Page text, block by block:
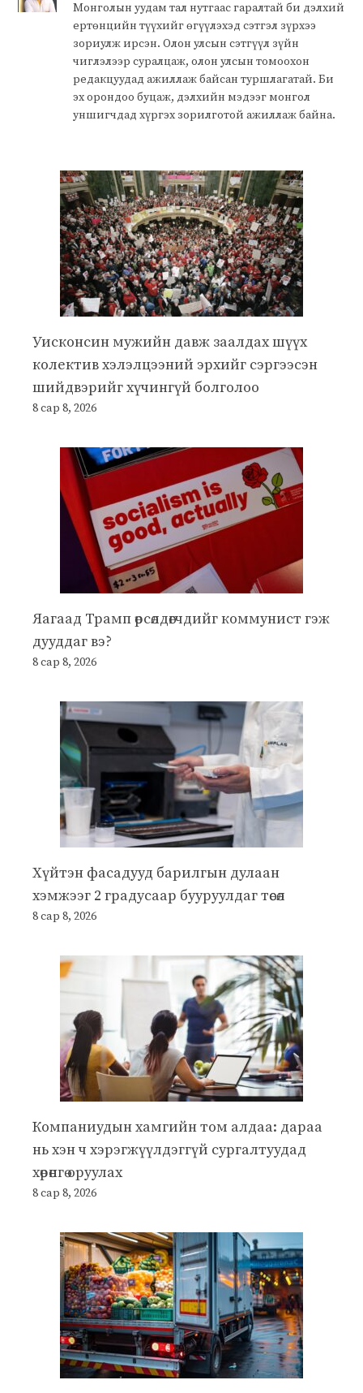
Монголын уудам тал нутгаас гаралтай би дэлхий
ертөнцийн түүхийг өгүүлэхэд сэтгэл зүрхээ
зориулж ирсэн. Олон улсын сэтгүүл зүйн
чиглэлээр суралцаж, олон улсын томоохон
редакцуудад ажиллаж байсан туршлагатай. Би
эх орондоо буцаж, дэлхийн мэдээг монгол
уншигчдад хүргэх зорилготой ажиллаж байна.
Уисконсин мужийн давж заалдах шүүх
колектив хэлэлцээний эрхийг сэргээсэн
шийдвэрийг хүчингүй болголоо
8 сар 8, 2026
Яагаад Трамп өрсөлдөгчдийг коммунист гэж
дууддаг вэ?
8 сар 8, 2026
Хүйтэн фасадууд барилгын дулаан
хэмжээг 2 градусаар бууруулдаг төсөл
8 сар 8, 2026
Компаниудын хамгийн том алдаа: дараа
нь хэн ч хэрэгжүүлдэггүй сургалтуудад
хөрөнгө оруулах
8 сар 8, 2026